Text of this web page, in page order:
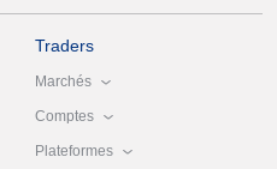
Traders
Marchés
Comptes
Plateformes